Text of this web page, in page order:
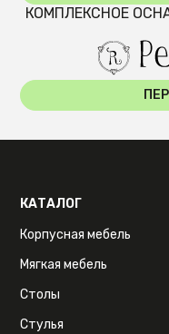
КОМПЛЕКСНОЕ
КАТАЛОГ
Корпусная мебель
Мягкая мебель
Столы
Стулья